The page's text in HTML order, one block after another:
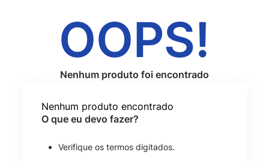
OOPS!
Nenhum produto encontrado
O que eu devo fazer?
Verifique os termos digitados.